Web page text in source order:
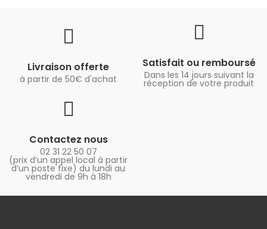
Livraison offerte
à partir de 50€ d'achat
Satisfait ou remboursé
Dans les 14 jours suivant la
réception de votre produit
Contactez nous
02 31 22 50 07
(prix d’un appel local à partir
d’un poste fixe) du lundi au
vendredi de 9h à 18h